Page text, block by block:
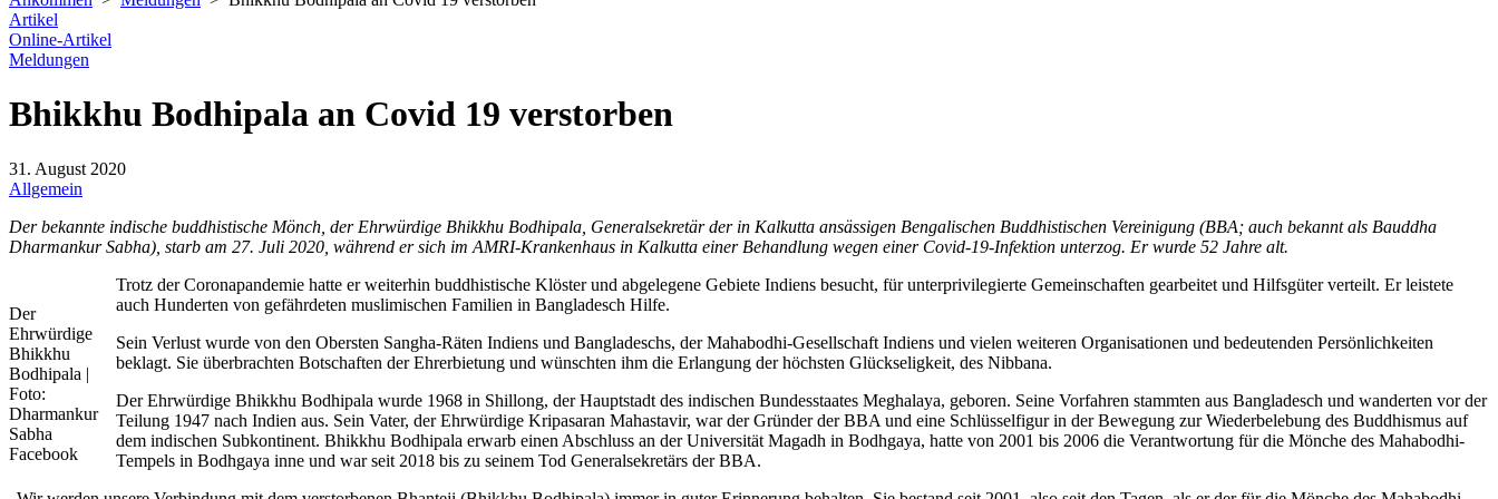
Artikel
Online-Artikel
Meldungen
Bhikkhu Bodhipala an Covid 19 verstorben
31. August 2020
Allgemein
Der bekannte indische buddhistische Mönch, der Ehrwürdige Bhikkhu Bodhipala, Generalsekretär der in Kalkutta ansässigen Bengalischen Buddhistischen Vereinigung (BBA; auch bekannt als Bauddha
Dharmankur Sabha), starb am 27. Juli 2020, während er sich im AMRI-Krankenhaus in Kalkutta einer Behandlung wegen einer Covid-19-Infektion unterzog. Er wurde 52 Jahre alt.
Der
Ehrwürdige
Bhikkhu
Bodhipala |
Foto:
Dharmankur
Sabha
Facebook
Trotz der Coronapandemie hatte er weiterhin buddhistische Klöster und abgelegene Gebiete Indiens besucht, für unterprivilegierte Gemeinschaften gearbeitet und Hilfsgüter verteilt. Er leistete
auch Hunderten von gefährdeten muslimischen Familien in Bangladesch Hilfe.
Sein Verlust wurde von den Obersten Sangha-Räten Indiens und Bangladeschs, der Mahabodhi-Gesellschaft Indiens und vielen weiteren Organisationen und bedeutenden Persönlichkeiten
beklagt. Sie überbrachten Botschaften der Ehrerbietung und wünschten ihm die Erlangung der höchsten Glückseligkeit, des Nibbana.
Der Ehrwürdige Bhikkhu Bodhipala wurde 1968 in Shillong, der Hauptstadt des indischen Bundesstaates Meghalaya, geboren. Seine Vorfahren stammten aus Bangladesch und wanderten vor der
Teilung 1947 nach Indien aus. Sein Vater, der Ehrwürdige Kripasaran Mahastavir, war der Gründer der BBA und eine Schlüsselfigur in der Bewegung zur Wiederbelebung des Buddhismus auf
dem indischen Subkontinent. Bhikkhu Bodhipala erwarb einen Abschluss an der Universität Magadh in Bodhgaya, hatte von 2001 bis 2006 die Verantwortung für die Mönche des Mahabodhi-
Tempels in Bodhgaya inne und war seit 2018 bis zu seinem Tod Generalsekretärs der BBA.